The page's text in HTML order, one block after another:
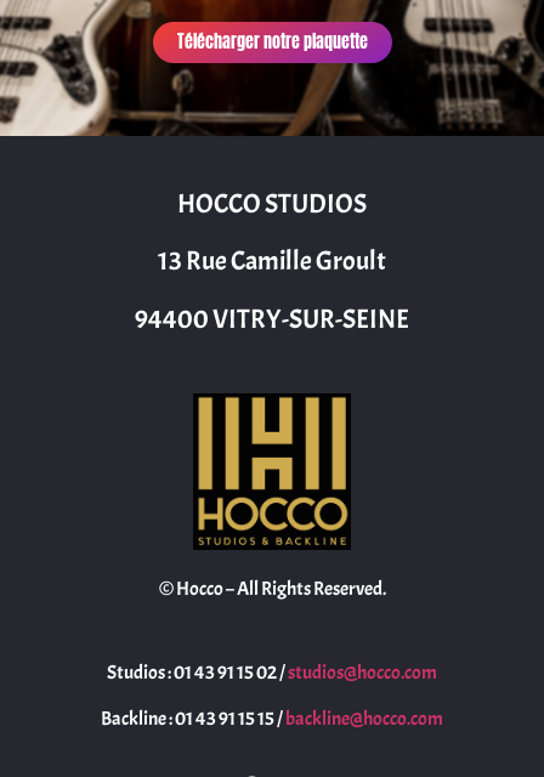
Télécharger notre plaquette
HOCCO STUDIOS
13 Rue Camille Groult
94400 VITRY-SUR-SEINE
© Hocco – All Rights Reserved.
Studios : 01 43 91 15 02 /studios@hocco.com
Backline : 01 43 91 15 15 /backline@hocco.com